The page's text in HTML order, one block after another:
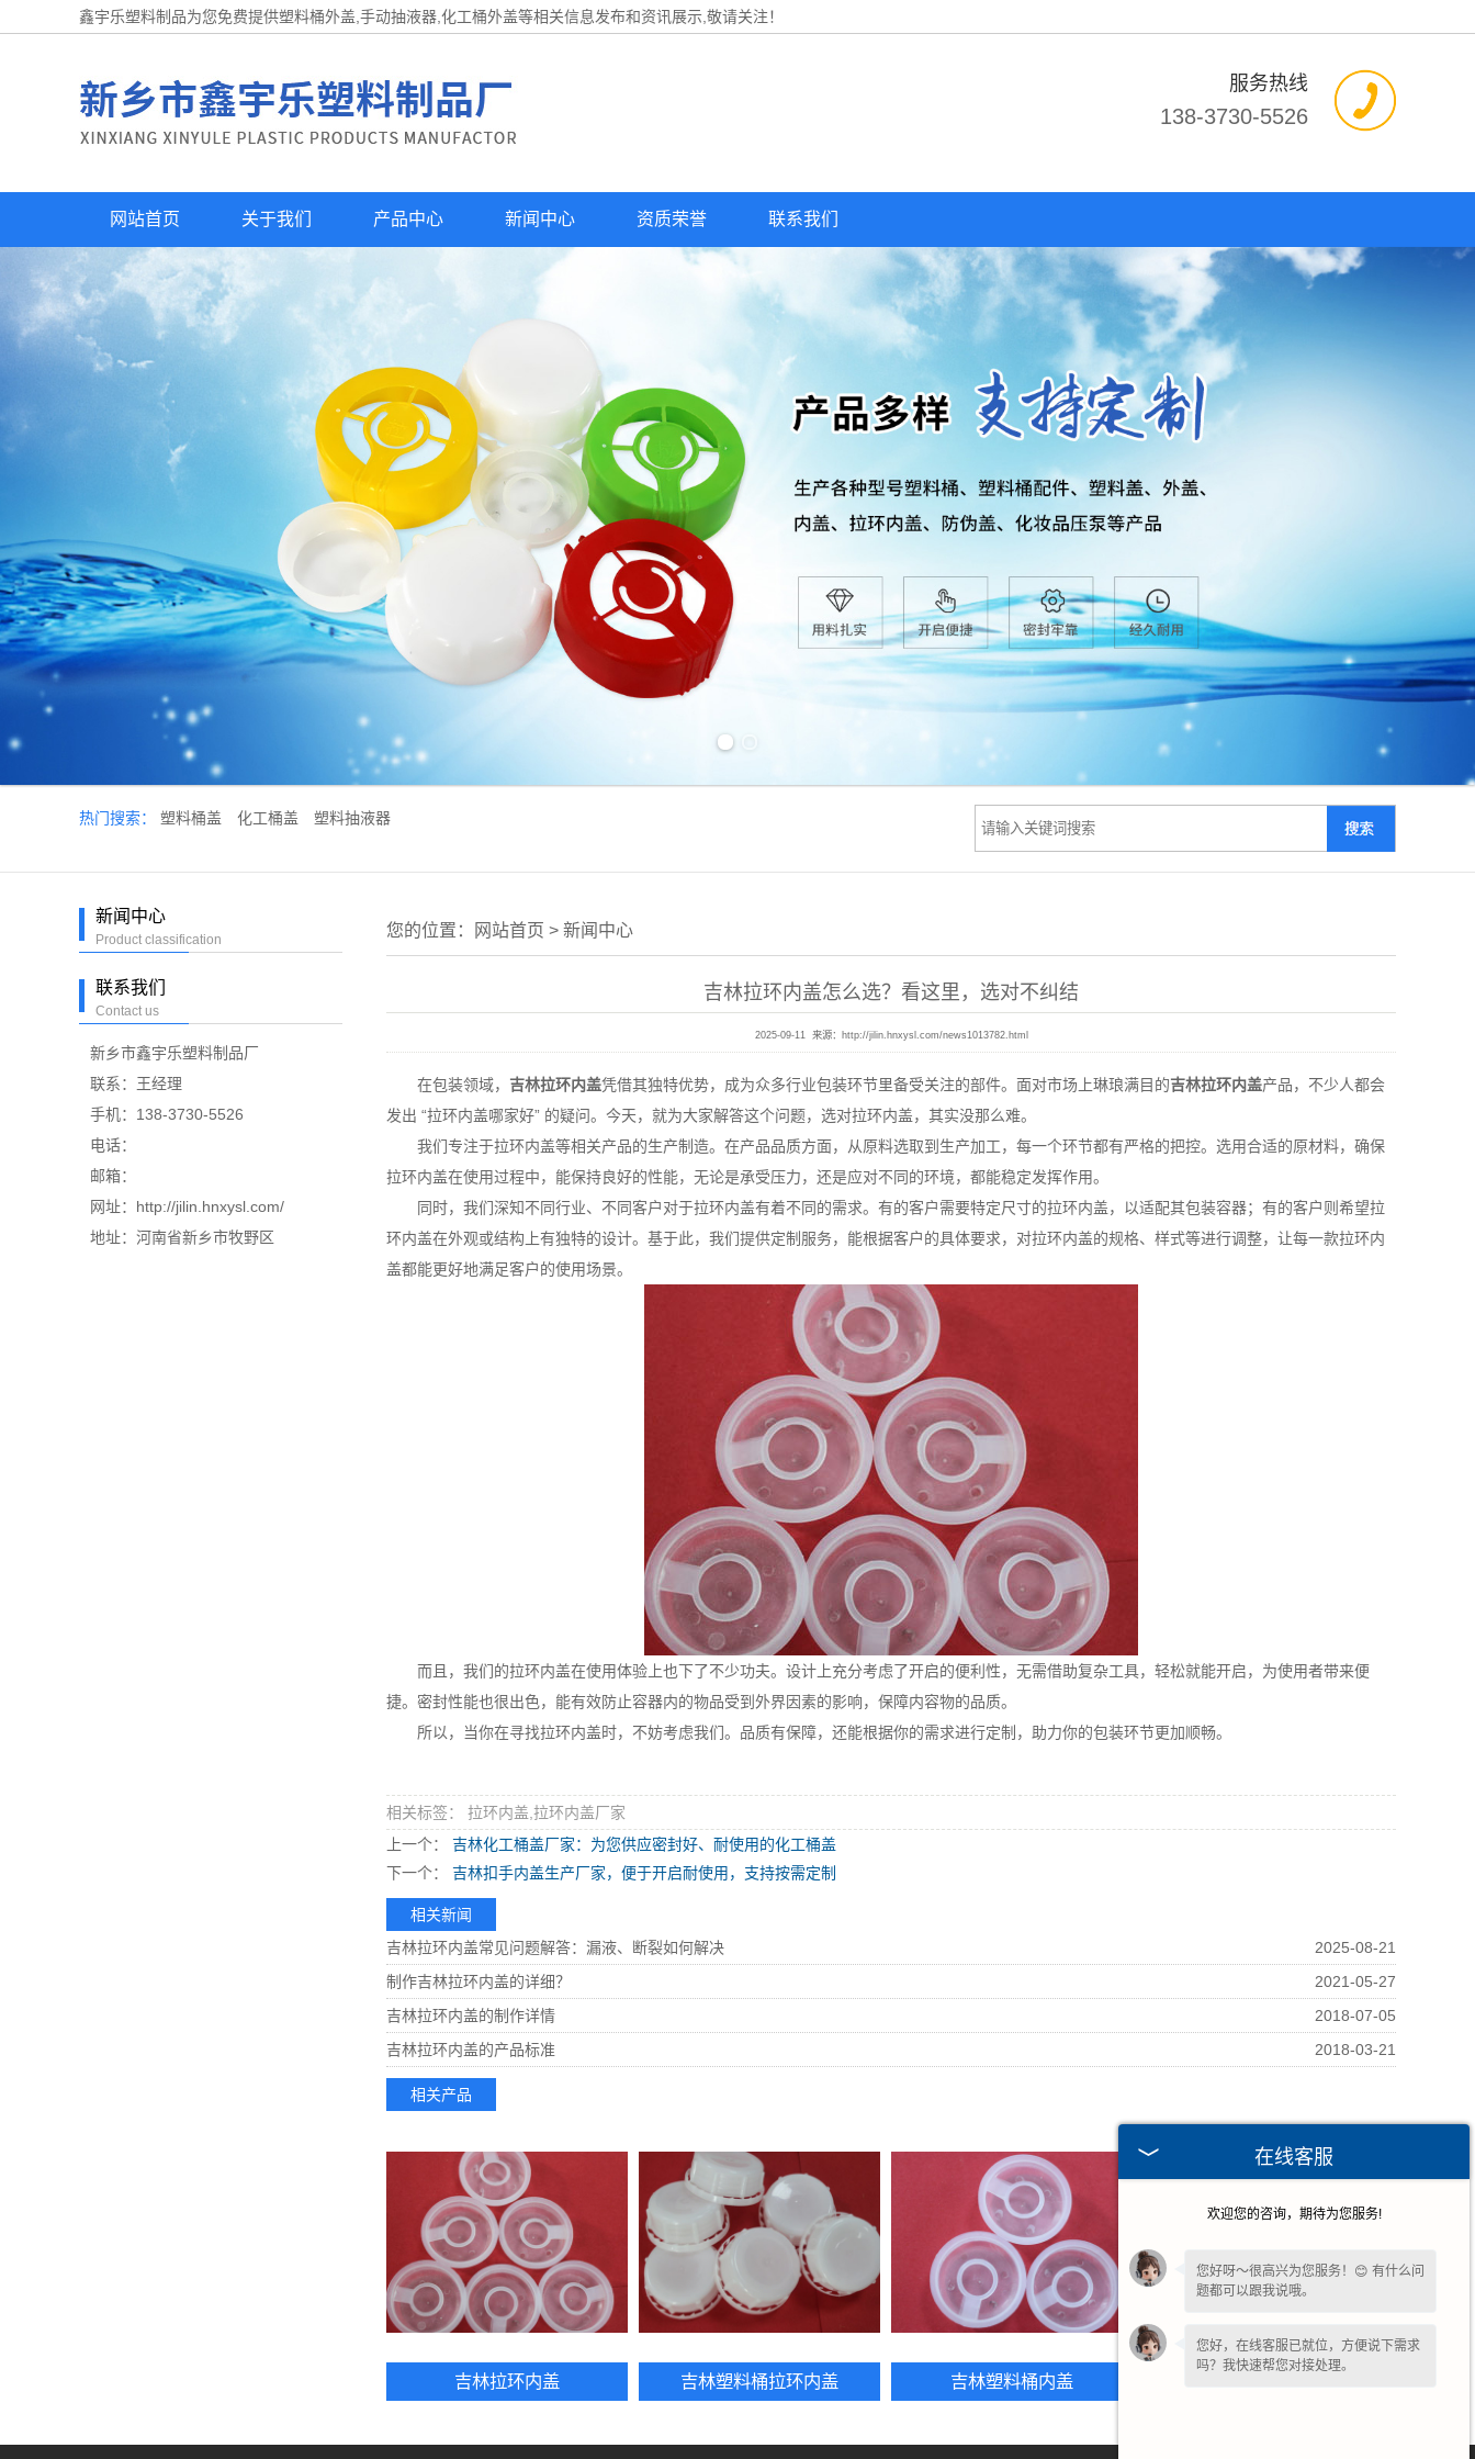
鑫宇乐塑料制品为您免费提供塑料桶外盖 ,手动抽液器,化工桶外盖等相关信息发布和资讯展示,敬请关注！
服务热线
138-3730-5526
网站首页 关于我们 产品中心 新闻中心 资质荣誉 联系我们
热门搜索： 塑料桶盖 化工桶盖 塑料抽液器
新闻中心
Product classification
联系我们
Contact us
新乡市鑫宇乐塑料制品厂
联系：王经理
手机：138-3730-5526
电话：
邮箱：
网址：http://jilin.hnxysl.com/
地址：河南省新乡市牧野区
您的位置： 网站首页 > 新闻中心
吉林拉环内盖怎么选？看这里，选对不纠结
2025-09-11 来源： http://jilin.hnxysl.com/news1013782.html
在包装领域， 吉林拉环内盖凭借其独特优势，成为众多行业包装环节里备受关注的部件。面对市场上琳琅满目的吉林拉环内盖产品，不少人都会
发出 “拉环内盖哪家好” 的疑问。今天，就为大家解答这个问题，选对拉环内盖，其实没那么难。
我们专注于拉环内盖等相关产品的生产制造。在产品品质方面，从原料选取到生产加工，每一个环节都有严格的把控。选用合适的原材料，确保
拉环内盖在使用过程中，能保持良好的性能，无论是承受压力，还是应对不同的环境，都能稳定发挥作用。
同时，我们深知不同行业、不同客户对于拉环内盖有着不同的需求。有的客户需要特定尺寸的拉环内盖，以适配其包装容器；有的客户则希望拉
环内盖在外观或结构上有独特的设计。基于此，我们提供定制服务，能根据客户的具体要求，对拉环内盖的规格、样式等进行调整，让每一款拉环内
盖都能更好地满足客户的使用场景。
而且，我们的拉环内盖在使用体验上也下了不少功夫。设计上充分考虑了开启的便利性，无需借助复杂工具，轻松就能开启，为使用者带来便
捷。密封性能也很出色，能有效防止容器内的物品受到外界因素的影响，保障内容物的品质。
所以，当你在寻找拉环内盖时，不妨考虑我们。品质有保障，还能根据你的需求进行定制，助力你的包装环节更加顺畅。
相关标签： 拉环内盖,拉环内盖厂家
上一个：
吉林化工桶盖厂家：为您供应密封好、耐使用的化工桶盖
下一个：
吉林扣手内盖生产厂家，便于开启耐使用，支持按需定制
相关新闻
吉林拉环内盖常见问题解答：漏液、断裂如何解决
2025-08-21
制作吉林拉环内盖的详细？
2021-05-27
吉林拉环内盖的制作详情
2018-07-05
吉林拉环内盖的产品标准
2018-03-21
相关产品
吉林拉环内盖 吉林塑料桶拉环内盖 吉林塑料桶内盖
在线客服
欢迎您的咨询，期待为您服务!
您好呀～很高兴为您服务！😊 有什么问
题都可以跟我说哦。
您好，在线客服已就位，方便说下需求
吗？我快速帮您对接处理。